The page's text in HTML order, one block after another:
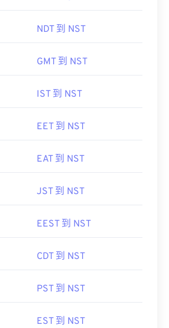
NDT 到 NST
GMT 到 NST
IST 到 NST
EET 到 NST
EAT 到 NST
JST 到 NST
EEST 到 NST
CDT 到 NST
PST 到 NST
EST 到 NST